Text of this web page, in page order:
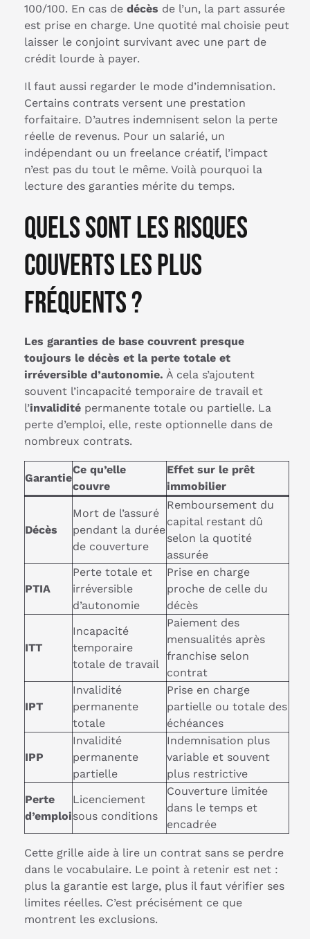
100/100. En cas de décès de l’un, la part assurée
est prise en charge. Une quotité mal choisie peut
laisser le conjoint survivant avec une part de
crédit lourde à payer.
Il faut aussi regarder le mode d’indemnisation.
Certains contrats versent une prestation
forfaitaire. D’autres indemnisent selon la perte
réelle de revenus. Pour un salarié, un
indépendant ou un freelance créatif, l’impact
n’est pas du tout le même. Voilà pourquoi la
lecture des garanties mérite du temps.
Quels sont les risques
couverts les plus
fréquents ?
Les garanties de base couvrent presque
toujours le décès et la perte totale et
irréversible d’autonomie. À cela s’ajoutent
souvent l’incapacité temporaire de travail et
l’invalidité permanente totale ou partielle. La
perte d’emploi, elle, reste optionnelle dans de
nombreux contrats.
Garantie
Ce qu’elle
couvre
Effet sur le prêt
immobilier
Décès
Mort de l’assuré
pendant la durée
de couverture
Remboursement du
capital restant dû
selon la quotité
assurée
PTIA
Perte totale et
irréversible
d’autonomie
Prise en charge
proche de celle du
décès
ITT
Incapacité
temporaire
totale de travail
Paiement des
mensualités après
franchise selon
contrat
IPT
Invalidité
permanente
totale
Prise en charge
partielle ou totale des
échéances
IPP
Invalidité
permanente
partielle
Indemnisation plus
variable et souvent
plus restrictive
Perte
d’emploi
Licenciement
sous conditions
Couverture limitée
dans le temps et
encadrée
Cette grille aide à lire un contrat sans se perdre
dans le vocabulaire. Le point à retenir est net :
plus la garantie est large, plus il faut vérifier ses
limites réelles. C’est précisément ce que
montrent les exclusions.